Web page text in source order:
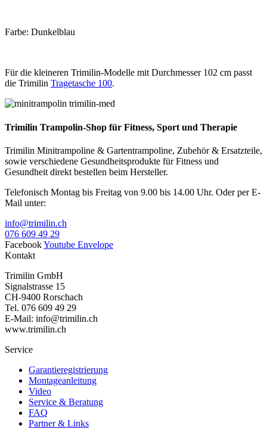
Farbe: Dunkelblau
Für die kleineren Trimilin-Modelle mit Durchmesser 102 cm passt
die Trimilin Tragetasche 100.
Trimilin Trampolin-Shop für Fitness, Sport und Therapie
Trimilin Minitrampoline & Gartentrampoline, Zubehör & Ersatzteile,
sowie verschiedene Gesundheitsprodukte für Fitness und
Gesundheit direkt bestellen beim Hersteller.
Telefonisch Montag bis Freitag von 9.00 bis 14.00 Uhr. Oder per E-
Mail unter:
info@trimilin.ch
076 609 49 29
FacebookYoutube Envelope
Kontakt
Trimilin GmbH
Signalstrasse 15
CH-9400 Rorschach
Tel. 076 609 49 29
E-Mail: info@trimilin.ch
www.trimilin.ch
Service
Garantieregistrierung
Montageanleitung
Video
Service & Beratung
FAQ
Partner & Links